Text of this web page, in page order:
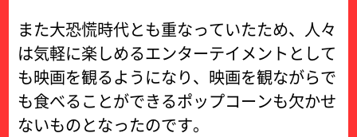
また大恐慌時代とも重なっていたため、人々
は気軽に楽しめるエンターテイメントとして
も映画を観るようになり、映画を観ながらで
も食べることができるポップコーンも欠かせ
ないものとなったのです。